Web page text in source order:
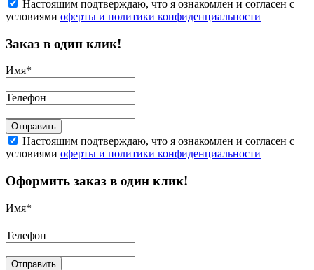
Настоящим подтверждаю, что я ознакомлен и согласен с
условиями оферты и политики конфиденциальности
Заказ в один клик!
Имя*
Телефон
Отправить
Настоящим подтверждаю, что я ознакомлен и согласен с
условиями оферты и политики конфиденциальности
Оформить заказ в один клик!
Имя*
Телефон
Отправить